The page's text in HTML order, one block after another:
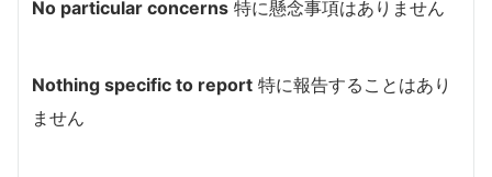
No particular concerns 特に懸念事項はありません
Nothing specific to report 特に報告することはあり
ません